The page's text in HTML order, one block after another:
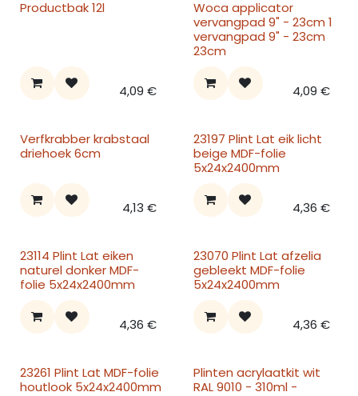
Productbak 12l
4,09 €
Woca applicator
vervangpad 9" - 23cm 1
vervangpad 9" - 23cm
23cm
4,09 €
Verfkrabber krabstaal
driehoek 6cm
4,13 €
23197 Plint Lat eik licht
beige MDF-folie
5x24x2400mm
4,36 €
23114 Plint Lat eiken
naturel donker MDF-
folie 5x24x2400mm
4,36 €
23070 Plint Lat afzelia
gebleekt MDF-folie
5x24x2400mm
4,36 €
23261 Plint Lat MDF-folie
houtlook 5x24x2400mm
Plinten acrylaatkit wit
RAL 9010 - 310ml -